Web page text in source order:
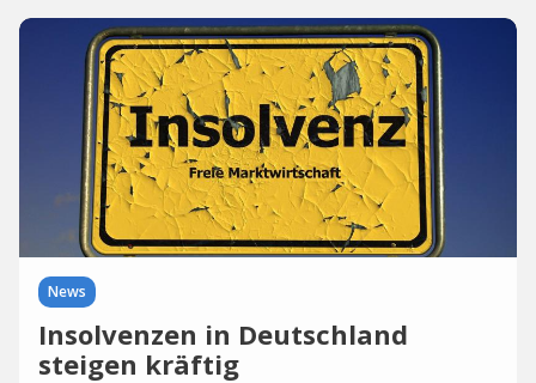
News
Insolvenzen in Deutschland
steigen kräftig